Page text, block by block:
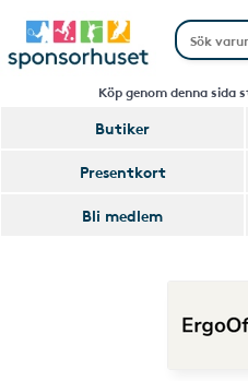
Köp genom denna sida
Butiker
Presentkort
Bli medlem